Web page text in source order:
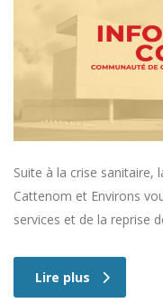
Suite à la crise sanitaire,
Cattenom et Environs
services et de la reprise
Lire plus